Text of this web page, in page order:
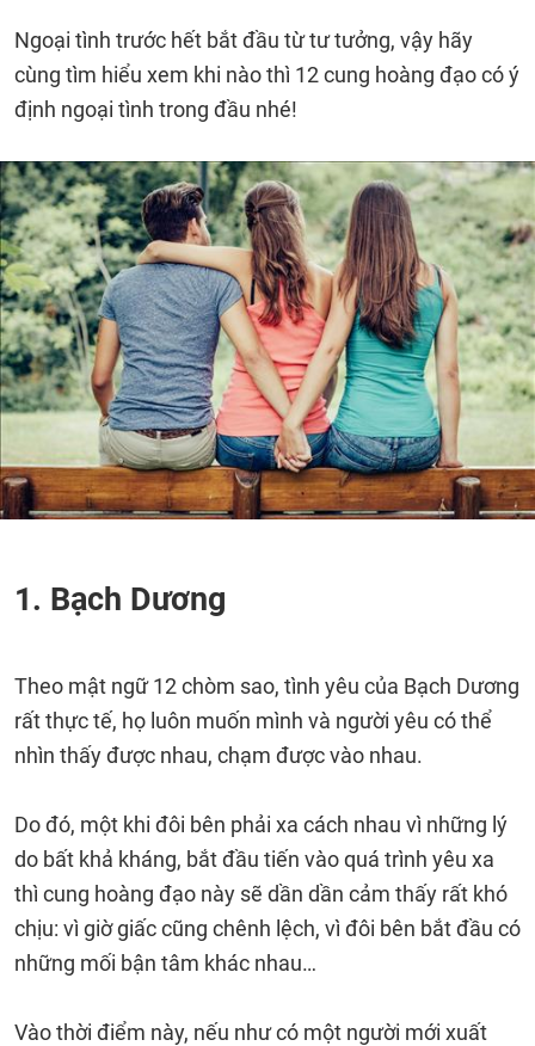
Ngoại tình trước hết bắt đầu từ tư tưởng, vậy hãy
cùng tìm hiểu xem khi nào thì 12 cung hoàng đạo có ý
định ngoại tình trong đầu nhé!
1. Bạch Dương
Theo mật ngữ 12 chòm sao, tình yêu của Bạch Dương
rất thực tế, họ luôn muốn mình và người yêu có thể
nhìn thấy được nhau, chạm được vào nhau.
Do đó, một khi đôi bên phải xa cách nhau vì những lý
do bất khả kháng, bắt đầu tiến vào quá trình yêu xa
thì cung hoàng đạo này sẽ dần dần cảm thấy rất khó
chịu: vì giờ giấc cũng chênh lệch, vì đôi bên bắt đầu có
những mối bận tâm khác nhau…
Vào thời điểm này, nếu như có một người mới xuất